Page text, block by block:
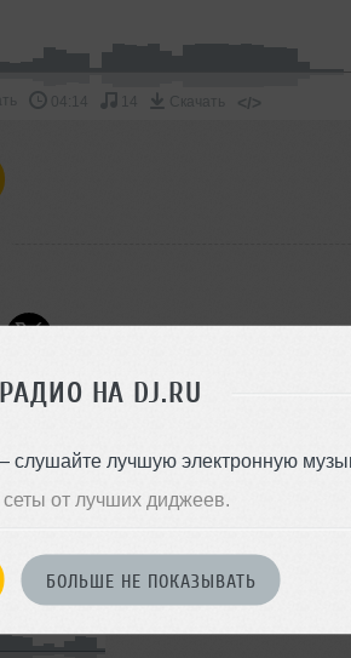
РАДИО НА DJ.RU
лучшую электронную
от лучших диджеев.
БОЛЬШЕ НЕ ПОКАЗЫВАТЬ
Скачать </>
House
25 июля 2010
Trance
Стиль: